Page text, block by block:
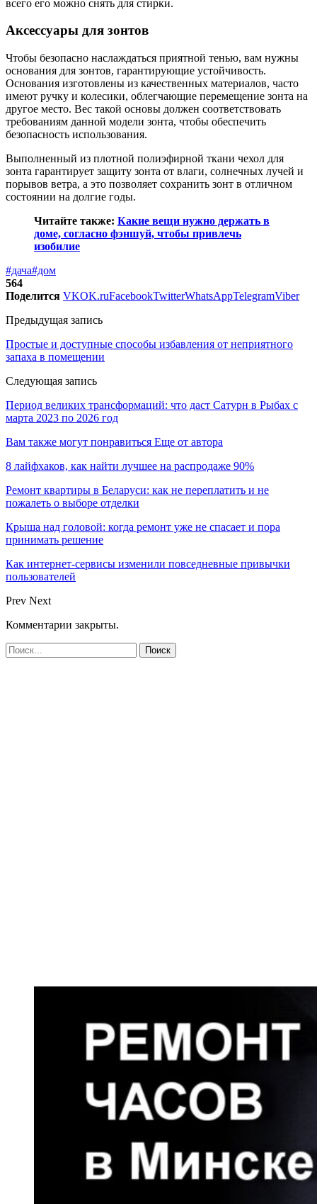
всего его можно снять для стирки.
Аксессуары для зонтов
Чтобы безопасно наслаждаться приятной тенью, вам нужны
основания для зонтов, гарантирующие устойчивость.
Основания изготовлены из качественных материалов, часто
имеют ручку и колесики, облегчающие перемещение зонта на
другое место. Вес такой основы должен соответствовать
требованиям данной модели зонта, чтобы обеспечить
безопасность использования.
Выполненный из плотной полиэфирной ткани чехол для
зонта гарантирует защиту зонта от влаги, солнечных лучей и
порывов ветра, а это позволяет сохранить зонт в отличном
состоянии на долгие годы.
Читайте также: Какие вещи нужно держать в
доме, согласно фэншуй, чтобы привлечь
изобилие
#дача#дом
564
Поделится VKOK.ruFacebookTwitterWhatsAppTelegramViber
Предыдущая запись
Простые и доступные способы избавления от неприятного
запаха в помещении
Следующая запись
Период великих трансформаций: что даст Сатурн в Рыбах с
марта 2023 по 2026 год
Вам также могут понравиться Еще от автора
8 лайфхаков, как найти лучшее на распродаже 90%
Ремонт квартиры в Беларуси: как не переплатить и не
пожалеть о выборе отделки
Крыша над головой: когда ремонт уже не спасает и пора
принимать решение
Как интернет-сервисы изменили повседневные привычки
пользователей
Prev Next
Комментарии закрыты.